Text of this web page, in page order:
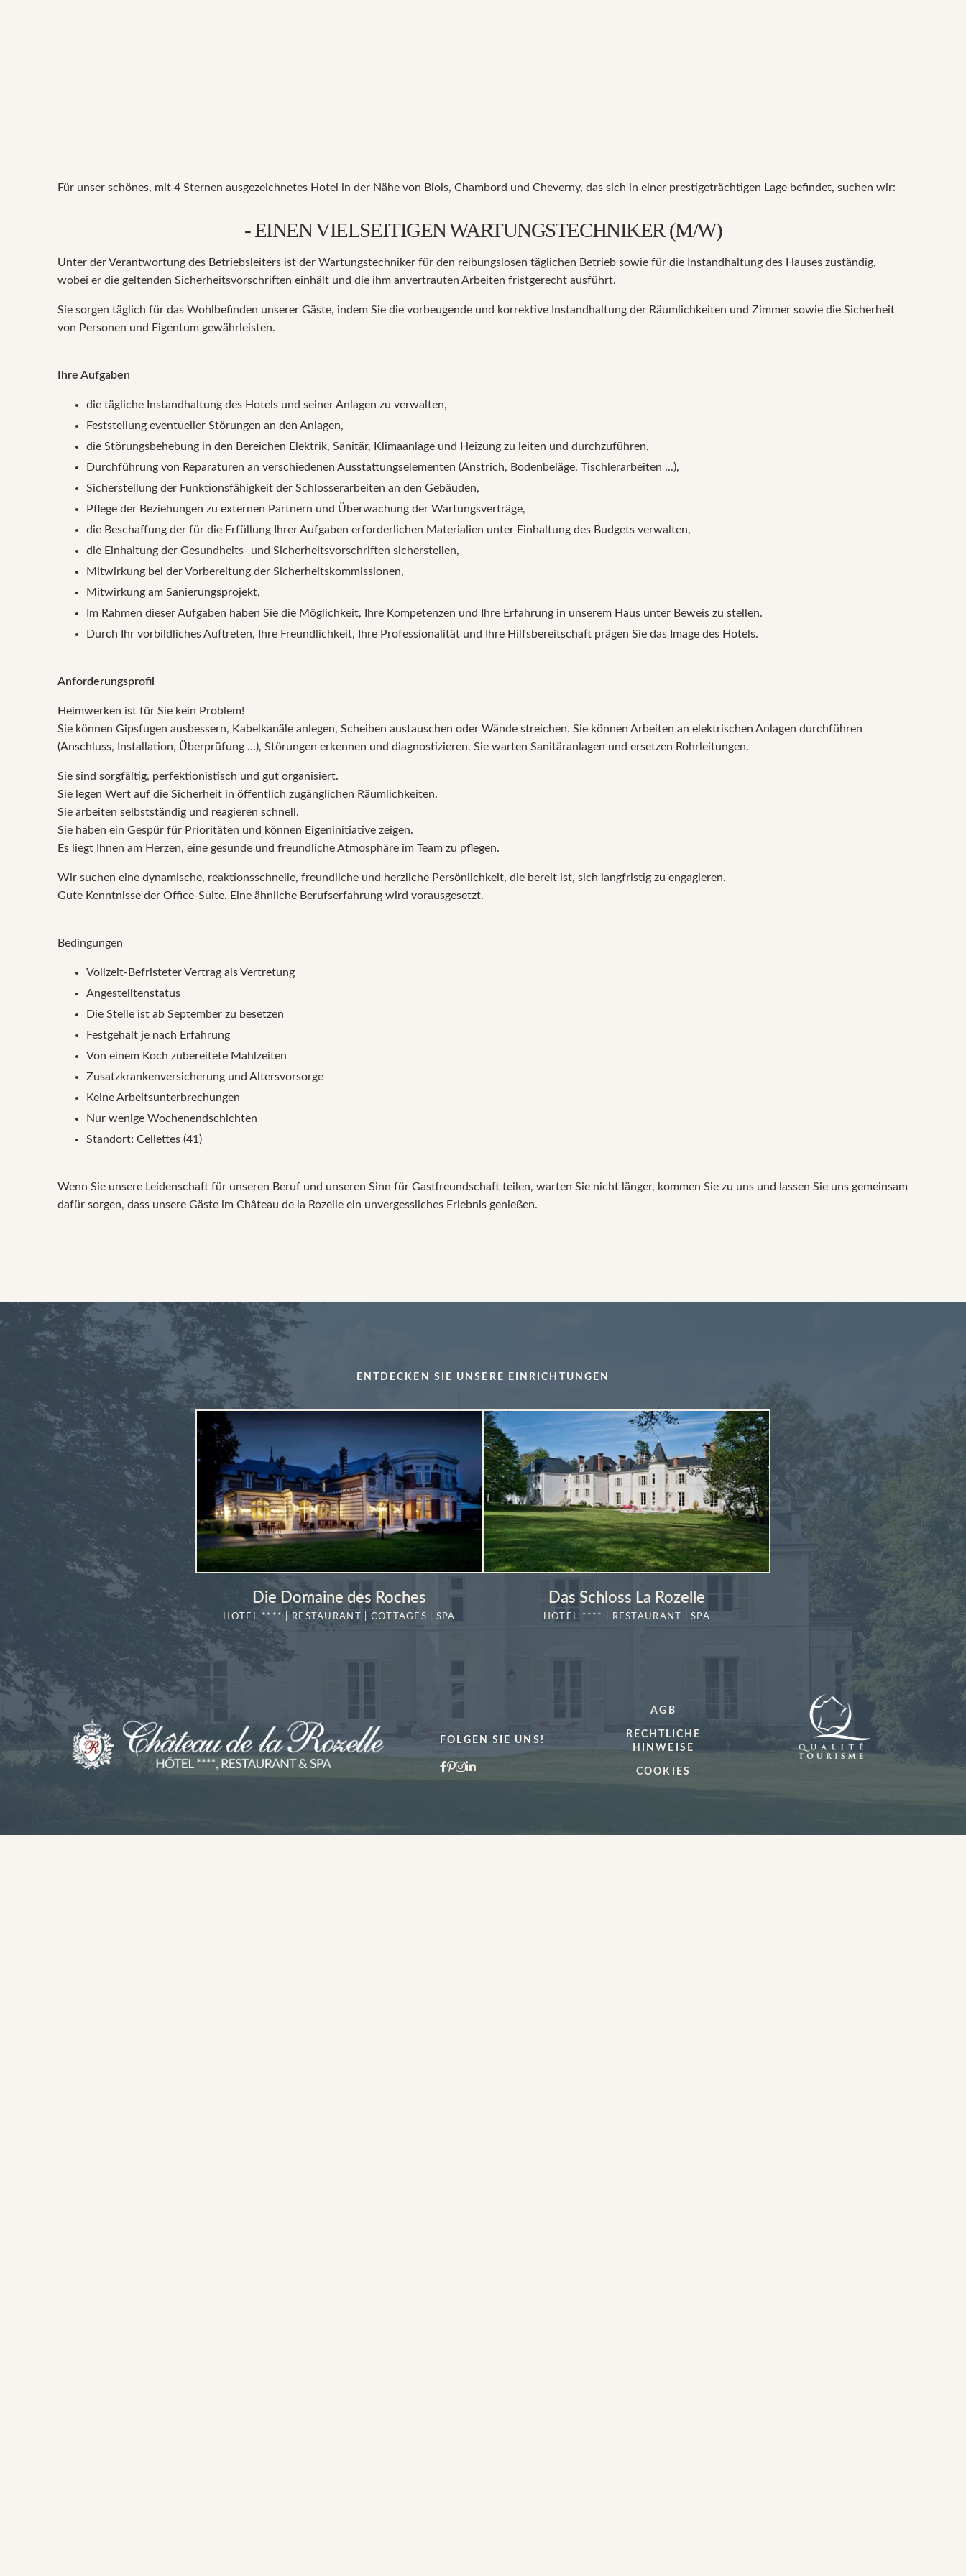
Für unser schönes, mit 4 Sternen ausgezeichnetes Hotel in der Nähe von Blois, Chambord und Cheverny, das sich in einer prestigeträchtigen Lage befindet, suchen wir:
- EINEN VIELSEITIGEN WARTUNGSTECHNIKER (M/W)
Unter der Verantwortung des Betriebsleiters ist der Wartungstechniker für den reibungslosen täglichen Betrieb sowie für die Instandhaltung des Hauses zuständig,
wobei er die geltenden Sicherheitsvorschriften einhält und die ihm anvertrauten Arbeiten fristgerecht ausführt.
Sie sorgen täglich für das Wohlbefinden unserer Gäste, indem Sie die vorbeugende und korrektive Instandhaltung der Räumlichkeiten und Zimmer sowie die Sicherheit
von Personen und Eigentum gewährleisten.
Ihre Aufgaben
die tägliche Instandhaltung des Hotels und seiner Anlagen zu verwalten,
Feststellung eventueller Störungen an den Anlagen,
die Störungsbehebung in den Bereichen Elektrik, Sanitär, Klimaanlage und Heizung zu leiten und durchzuführen,
Durchführung von Reparaturen an verschiedenen Ausstattungselementen (Anstrich, Bodenbeläge, Tischlerarbeiten ...),
Sicherstellung der Funktionsfähigkeit der Schlosserarbeiten an den Gebäuden,
Pflege der Beziehungen zu externen Partnern und Überwachung der Wartungsverträge,
die Beschaffung der für die Erfüllung Ihrer Aufgaben erforderlichen Materialien unter Einhaltung des Budgets verwalten,
die Einhaltung der Gesundheits- und Sicherheitsvorschriften sicherstellen,
Mitwirkung bei der Vorbereitung der Sicherheitskommissionen,
Mitwirkung am Sanierungsprojekt,
Im Rahmen dieser Aufgaben haben Sie die Möglichkeit, Ihre Kompetenzen und Ihre Erfahrung in unserem Haus unter Beweis zu stellen.
Durch Ihr vorbildliches Auftreten, Ihre Freundlichkeit, Ihre Professionalität und Ihre Hilfsbereitschaft prägen Sie das Image des Hotels.
Anforderungsprofil
Heimwerken ist für Sie kein Problem!
Sie können Gipsfugen ausbessern, Kabelkanäle anlegen, Scheiben austauschen oder Wände streichen. Sie können Arbeiten an elektrischen Anlagen durchführen
(Anschluss, Installation, Überprüfung …), Störungen erkennen und diagnostizieren. Sie warten Sanitäranlagen und ersetzen Rohrleitungen.
Sie sind sorgfältig, perfektionistisch und gut organisiert.
Sie legen Wert auf die Sicherheit in öffentlich zugänglichen Räumlichkeiten.
Sie arbeiten selbstständig und reagieren schnell.
Sie haben ein Gespür für Prioritäten und können Eigeninitiative zeigen.
Es liegt Ihnen am Herzen, eine gesunde und freundliche Atmosphäre im Team zu pflegen.
Wir suchen eine dynamische, reaktionsschnelle, freundliche und herzliche Persönlichkeit, die bereit ist, sich langfristig zu engagieren.
Gute Kenntnisse der Office-Suite. Eine ähnliche Berufserfahrung wird vorausgesetzt.
Bedingungen
Vollzeit-Befristeter Vertrag als Vertretung
Angestelltenstatus
Die Stelle ist ab September zu besetzen
Festgehalt je nach Erfahrung
Von einem Koch zubereitete Mahlzeiten
Zusatzkrankenversicherung und Altersvorsorge
Keine Arbeitsunterbrechungen
Nur wenige Wochenendschichten
Standort: Cellettes (41)
Wenn Sie unsere Leidenschaft für unseren Beruf und unseren Sinn für Gastfreundschaft teilen, warten Sie nicht länger, kommen Sie zu uns und lassen Sie uns gemeinsam
dafür sorgen, dass unsere Gäste im Château de la Rozelle ein unvergessliches Erlebnis genießen.
ENTDECKEN SIE UNSERE EINRICHTUNGEN
Die Domaine des Roches
HOTEL **** | RESTAURANT | COTTAGES | SPA
Das Schloss La Rozelle
HOTEL **** | RESTAURANT | SPA
MEHR
FOLGEN SIE UNS!
AGB
RECHTLICHE
HINWEISE
COOKIES